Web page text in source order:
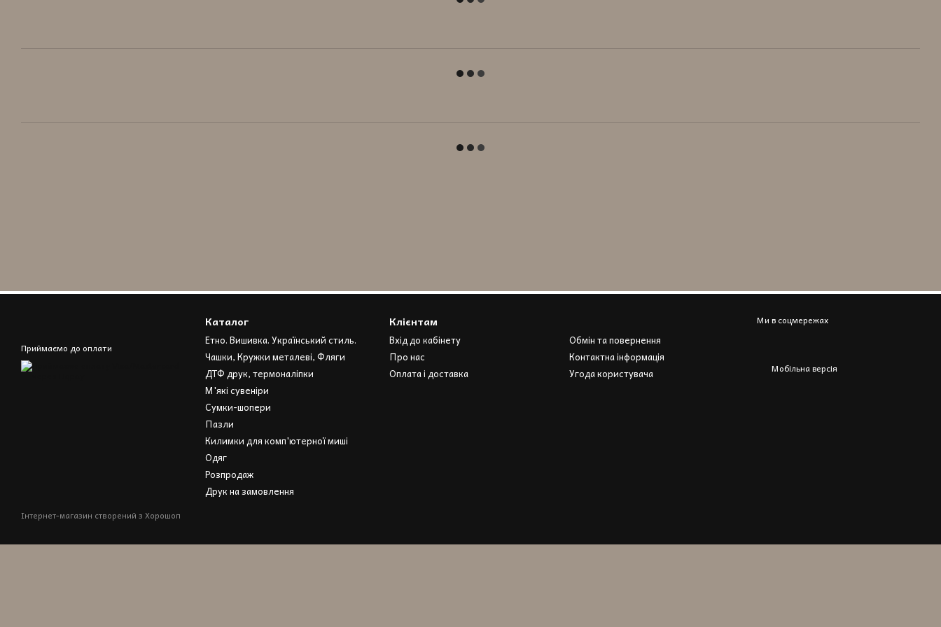
Приймаємо до оплати
Інтернет-магазин створений з Хорошоп
Каталог
Етно. Вишивка. Український стиль.
Чашки, Кружки металеві, Фляги
ДТФ друк, термоналіпки
М'які сувеніри
Сумки-шопери
Пазли
Килимки для комп'ютерної миші
Одяг
Розпродаж
Друк на замовлення
Клієнтам
Вхід до кабінету
Про нас
Оплата і доставка
Обмін та повернення
Контактна інформація
Угода користувача
Ми в соцмережах
Мобільна версія